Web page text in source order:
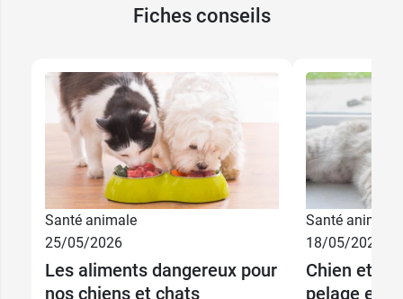
< 5 kg 9,29 €
10,99 €
13,59 €
Fiches conseils
Santé animale
25/05/2026
Les aliments dangereux pour
nos chiens et chats
Santé animale
18/05/2026
Chien et
pelage et